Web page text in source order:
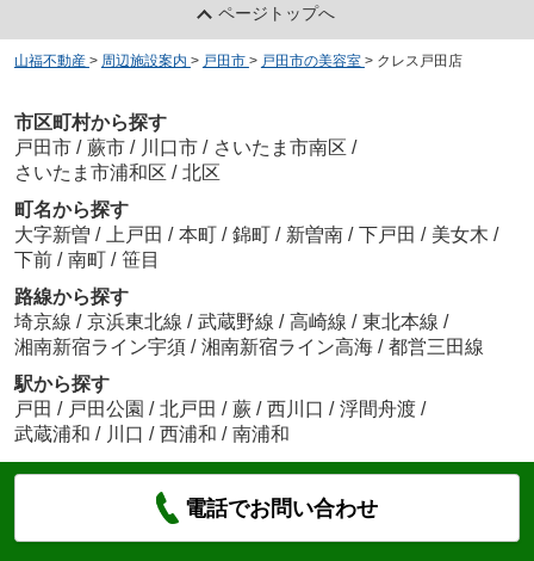
ページトップへ
山福不動産 > 周辺施設案内 > 戸田市 > 戸田市の美容室 > クレス戸田店
市区町村から探す
戸田市 / 蕨市 / 川口市 / さいたま市南区 /
さいたま市浦和区 / 北区
町名から探す
大字新曽 / 上戸田 / 本町 / 錦町 / 新曽南 / 下戸田 / 美女木 /
下前 / 南町 / 笹目
路線から探す
埼京線 / 京浜東北線 / 武蔵野線 / 高崎線 / 東北本線 /
湘南新宿ライン宇須 / 湘南新宿ライン高海 / 都営三田線
駅から探す
戸田 / 戸田公園 / 北戸田 / 蕨 / 西川口 / 浮間舟渡 /
武蔵浦和 / 川口 / 西浦和 / 南浦和
電話でお問い合わせ